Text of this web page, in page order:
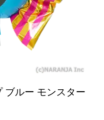
ブルー モンスター